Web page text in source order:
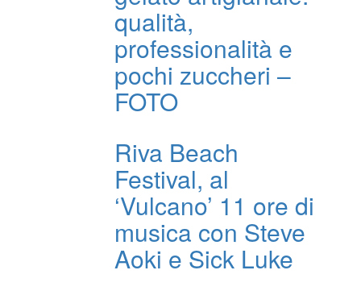
qualità,
professionalità e
pochi zuccheri –
FOTO
Riva Beach
Festival, al
‘Vulcano’ 11 ore di
musica con Steve
Aoki e Sick Luke